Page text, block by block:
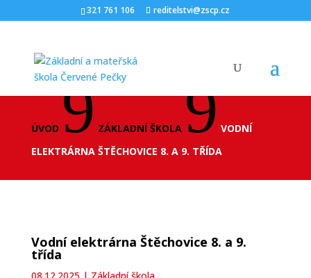
321 761 106 reditelstvi@zscp.cz
ÚVOD 9 ZÁKLADNÍ ŠKOLA 9 VODNÍ
ELEKTRÁRNA ŠTĚCHOVICE 8. A 9. TŘÍDA
Vodní elektrárna Štěchovice 8. a 9.
třída